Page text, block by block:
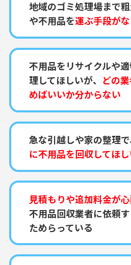
地域のゴミ処理場まで
や不用品を運ぶ手段が
不用品をリサイクルや
理してほしいが、 どの
めばいいか分からない
急な引越しや家の整理で
に不用品を回収してほ
見積もりや追加料金が
不用品回収業者に依頼
ためらっている